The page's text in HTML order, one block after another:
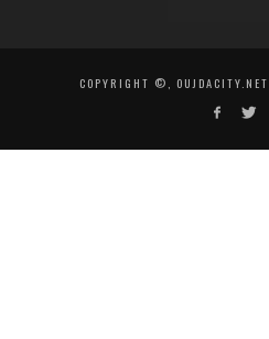
COPYRIGHT ©,